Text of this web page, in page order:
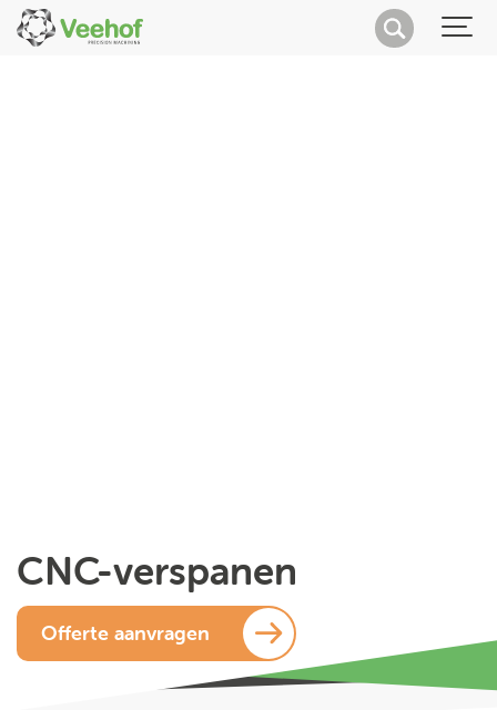
CNC-verspanen
Offerte aanvragen